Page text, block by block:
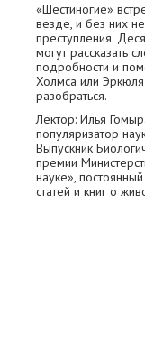
«Шестиногие»
везде, и без них
преступления.
могут рассказать
подробности и
Холмса или
разобраться.
Лектор: Илья
популяризатор
Выпускник
премии
науке»,
статей и книг о